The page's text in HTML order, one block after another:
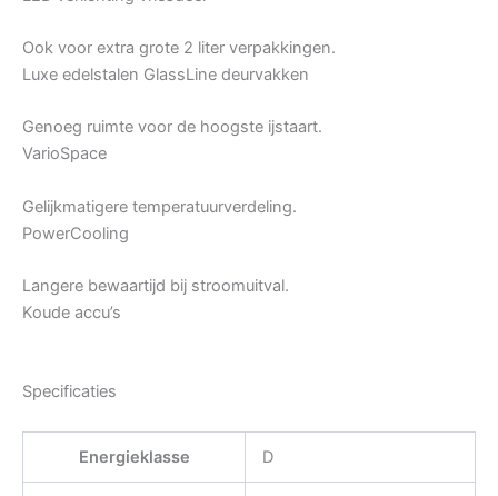
Ook voor extra grote 2 liter verpakkingen.
Luxe edelstalen GlassLine deurvakken
Genoeg ruimte voor de hoogste ijstaart.
VarioSpace
Gelijkmatigere temperatuurverdeling.
PowerCooling
Langere bewaartijd bij stroomuitval.
Koude accu’s
Specificaties
Energieklasse D